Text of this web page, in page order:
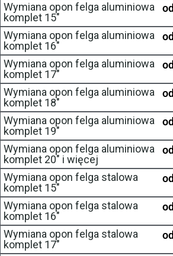
Wymiana opon felga aluminiowa
komplet 15″
od
Wymiana opon felga aluminiowa
komplet 16″
od
Wymiana opon felga aluminiowa
komplet 17″
od
Wymiana opon felga aluminiowa
komplet 18″
od
Wymiana opon felga aluminiowa
komplet 19″
od
Wymiana opon felga aluminiowa
komplet 20″ i więcej
od
Wymiana opon felga stalowa
komplet 15″
od
Wymiana opon felga stalowa
komplet 16″
od
Wymiana opon felga stalowa
komplet 17″
od